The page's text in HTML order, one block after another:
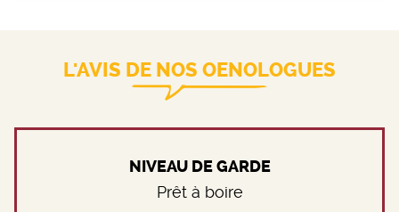
L'AVIS DE NOS OENOLOGUES
NIVEAU DE GARDE
Prêt à boire